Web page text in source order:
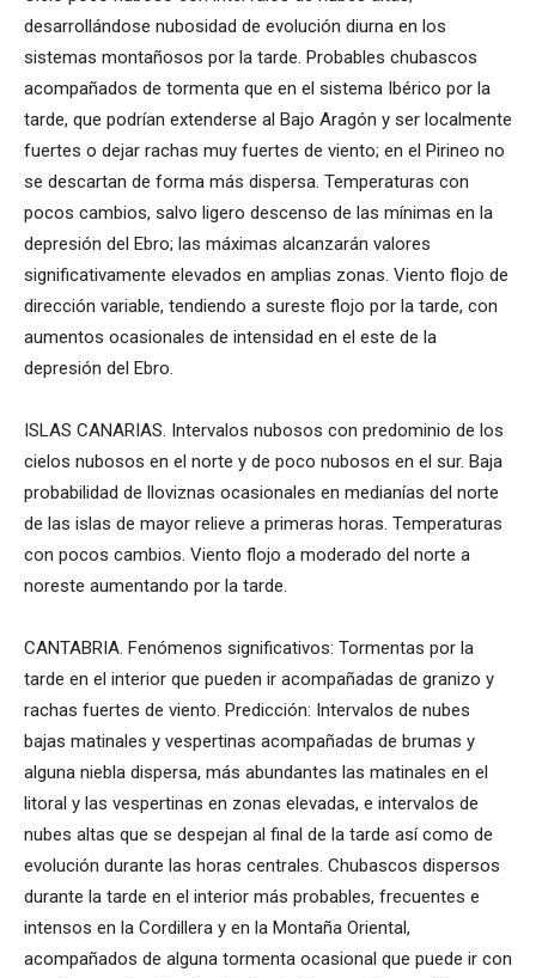
desarrollándose nubosidad de evolución diurna en los
sistemas montañosos por la tarde. Probables chubascos
acompañados de tormenta que en el sistema Ibérico por la
tarde, que podrían extenderse al Bajo Aragón y ser localmente
fuertes o dejar rachas muy fuertes de viento; en el Pirineo no
se descartan de forma más dispersa. Temperaturas con
pocos cambios, salvo ligero descenso de las mínimas en la
depresión del Ebro; las máximas alcanzarán valores
significativamente elevados en amplias zonas. Viento flojo de
dirección variable, tendiendo a sureste flojo por la tarde, con
aumentos ocasionales de intensidad en el este de la
depresión del Ebro.
ISLAS CANARIAS. Intervalos nubosos con predominio de los
cielos nubosos en el norte y de poco nubosos en el sur. Baja
probabilidad de lloviznas ocasionales en medianías del norte
de las islas de mayor relieve a primeras horas. Temperaturas
con pocos cambios. Viento flojo a moderado del norte a
noreste aumentando por la tarde.
CANTABRIA. Fenómenos significativos: Tormentas por la
tarde en el interior que pueden ir acompañadas de granizo y
rachas fuertes de viento. Predicción: Intervalos de nubes
bajas matinales y vespertinas acompañadas de brumas y
alguna niebla dispersa, más abundantes las matinales en el
litoral y las vespertinas en zonas elevadas, e intervalos de
nubes altas que se despejan al final de la tarde así como de
evolución durante las horas centrales. Chubascos dispersos
durante la tarde en el interior más probables, frecuentes e
intensos en la Cordillera y en la Montaña Oriental,
acompañados de alguna tormenta ocasional que puede ir con